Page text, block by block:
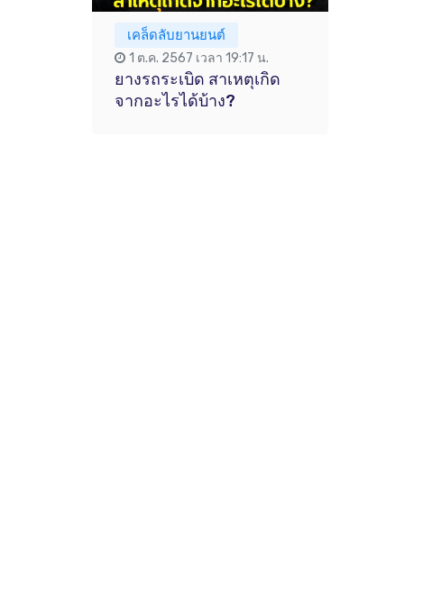
เคล็ดลับยานยนต์
1 ต.ค. 2567 เวลา 19:17 น.
ยางรถระเบิด สาเหตุเกิด
จากอะไรได้บ้าง?